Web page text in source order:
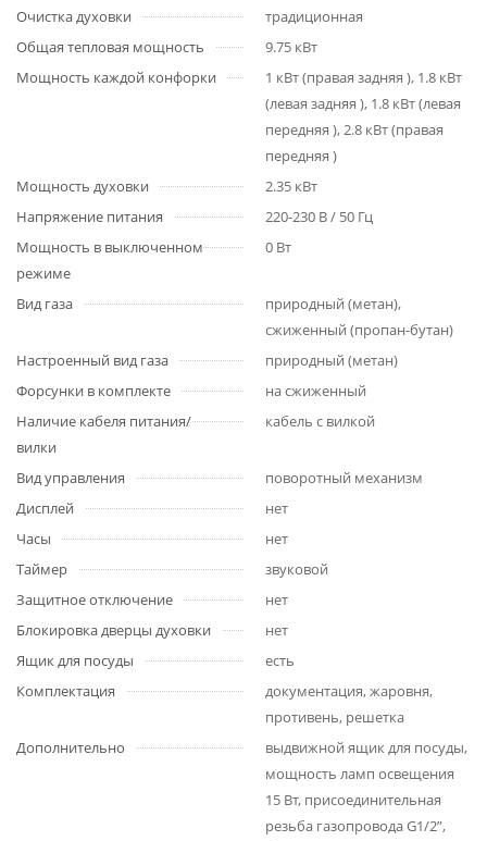
Очистка духовки
традиционная
Общая тепловая мощность
9.75 кВт
Мощность каждой конфорки
1 кВт (правая задняя ), 1.8 кВт
(левая задняя ), 1.8 кВт (левая
передняя ), 2.8 кВт (правая
передняя )
Мощность духовки
2.35 кВт
Напряжение питания
220-230 В / 50 Гц
Мощность в выключенном
режиме
0 Вт
Вид газа
природный (метан),
сжиженный (пропан-бутан)
Настроенный вид газа
природный (метан)
Форсунки в комплекте
на сжиженный
Наличие кабеля питания/
вилки
кабель с вилкой
Вид управления
поворотный механизм
Дисплей
нет
Часы
нет
Таймер
звуковой
Защитное отключение
нет
Блокировка дверцы духовки
нет
Ящик для посуды
есть
Комплектация
документация, жаровня,
противень, решетка
Дополнительно
выдвижной ящик для посуды,
мощность ламп освещения
15 Вт, присоединительная
резьба газопровода G1/2”,